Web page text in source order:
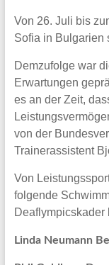
Von 26. Juli bis
Sofia in Bulgarien
Demzufolge war
Erwartungen
es an der Zeit,
von der
Trainerassistent
Von
folgende
Deaflympicskader
Linda Neumann